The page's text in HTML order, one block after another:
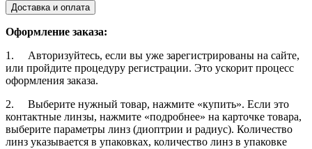
Доставка и оплата
Оформление заказа:
1. Авторизуйтесь, если вы уже зарегистрированы на сайте,
или пройдите процедуру регистрации. Это ускорит процесс
оформления заказа.
2. Выберите нужный товар, нажмите «купить». Если это
контактные линзы, нажмите «подробнее» на карточке товара,
выберите параметры линз (диоптрии и радиус). Количество
линз указывается в упаковках, количество линз в упаковке